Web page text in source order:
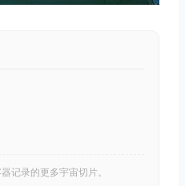
记录的更多宇宙切片。